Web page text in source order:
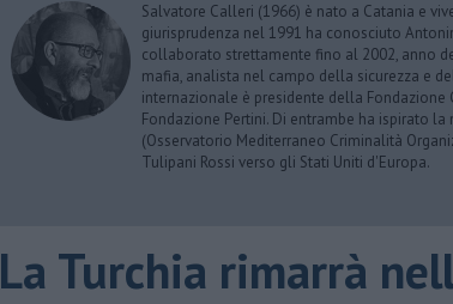
Salvatore Calleri (1966) è nato a Catania e
giurisprudenza nel 1991 ha conosciuto
collaborato strettamente fino al 2002, anno
mafia, analista nel campo della sicurezza e
internazionale è presidente della
Fondazione Pertini. Di entrambe ha ispirato
(Osservatorio Mediterraneo Criminalità
Tulipani Rossi verso gli Stati Uniti d'Europa.
La Turchia rimarrà